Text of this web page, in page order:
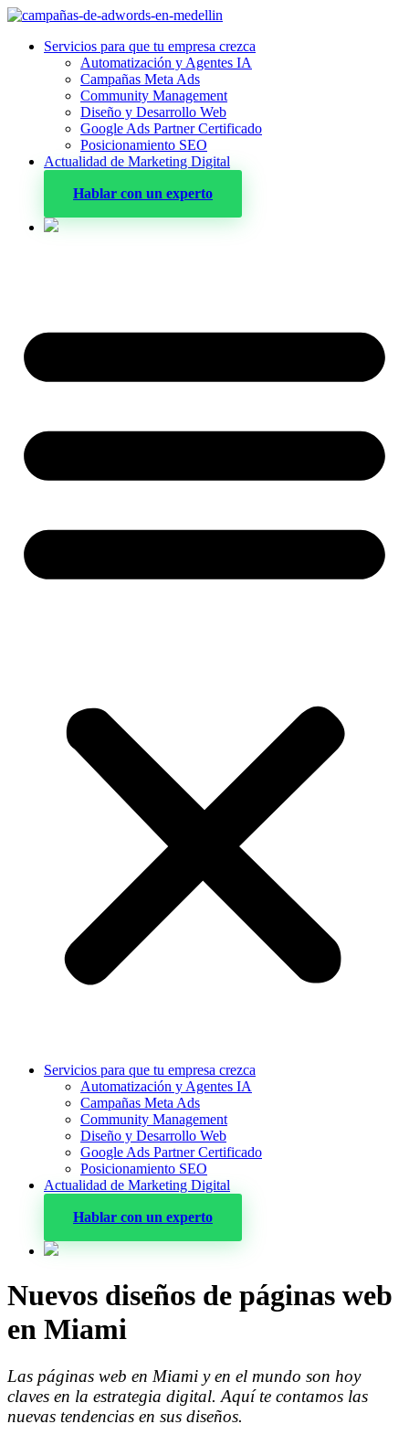
Servicios para que tu empresa crezca
Automatización y Agentes IA
Campañas Meta Ads
Community Management
Diseño y Desarrollo Web
Google Ads Partner Certificado
Posicionamiento SEO
Actualidad de Marketing Digital
Hablar con un experto
Servicios para que tu empresa crezca
Automatización y Agentes IA
Campañas Meta Ads
Community Management
Diseño y Desarrollo Web
Google Ads Partner Certificado
Posicionamiento SEO
Actualidad de Marketing Digital
Hablar con un experto
Nuevos diseños de páginas web
en Miami
Las páginas web en Miami y en el mundo son hoy
claves en la estrategia digital. Aquí te contamos las
nuevas tendencias en sus diseños.